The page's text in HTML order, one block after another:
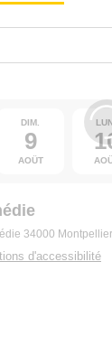
DIM.
9
AOÛT
34000 Montpellier
d'accessibilité